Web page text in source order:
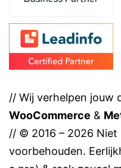
// Wij verhelpen jouw
WooCommerce &
// © 2016 – 2026 Niet
voorbehouden.